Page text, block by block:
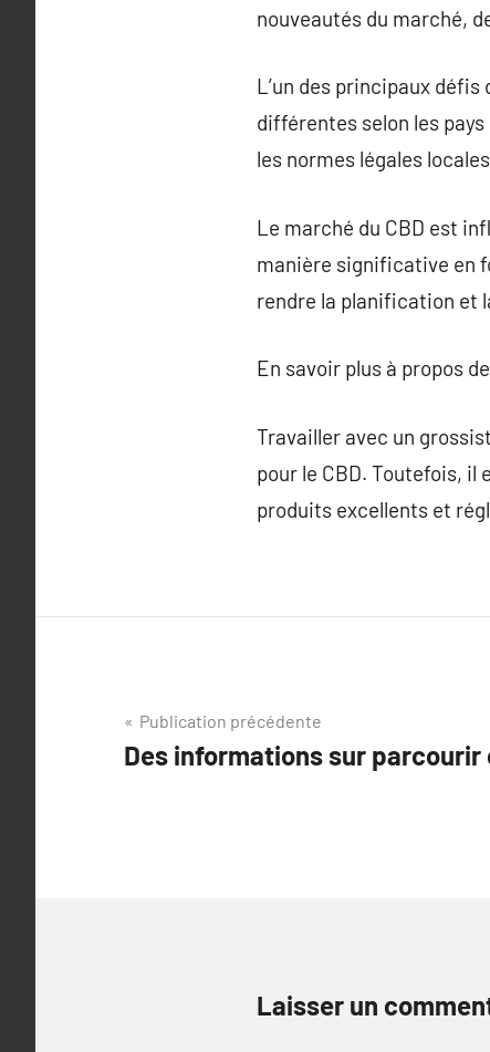
nouveautés du marché,
L’un des principaux
différentes selon les
les normes légales
Le marché du CBD est
manière significative en
rendre la planification et
En savoir plus à propos de
Travailler avec un
pour le CBD. Toutefois,
produits excellents et
Navigation
de
Publication précédente
Des informations sur parcourir
Laisser un